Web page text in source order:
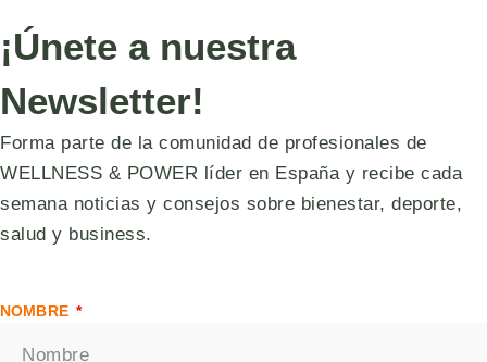
¡Únete a nuestra
Newsletter!
Forma parte de la comunidad de profesionales de
WELLNESS & POWER líder en España y recibe cada
semana noticias y consejos sobre bienestar, deporte,
salud y business.
NOMBRE